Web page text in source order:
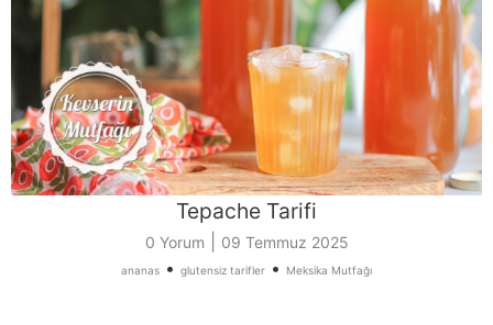
Tepache Tarifi
0 Yorum 09 Temmuz 2025
ananas • glutensiz tarifler • Meksika Mutfağı